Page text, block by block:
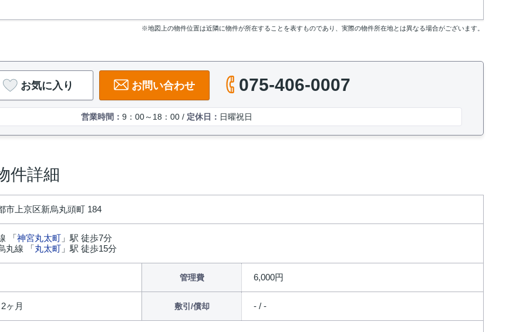
※地図上の物件位置は近隣に物件が所在することを表すものであり、実際の物件所在地とは異なる場合がございます。
お気に入り お問い合わせ 075-406-0007
営業時間： 9：00～18：00 / 定休日： 日曜祝日
件詳細
市上京区新烏丸頭町 184
「神宮丸太町 」駅 徒歩7分
丸線 「丸太町 」駅 徒歩15分
管理費 6,000円
ヶ月 敷引/償却 - / -